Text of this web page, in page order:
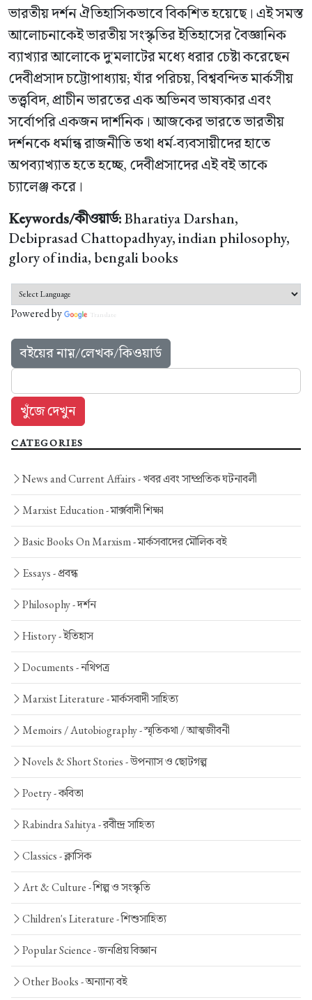
ভারতীয় দর্শন ঐতিহাসিকভাবে বিকশিত হয়েছে। এই সমস্ত
আলোচনাকেই ভারতীয় সংস্কৃতির ইতিহাসের বৈজ্ঞানিক
ব্যাখ্যার আলোকে দু'মলাটের মধ্যে ধরার চেষ্টা করেছেন
দেবীপ্রসাদ চট্টোপাধ্যায়; যাঁর পরিচয়, বিশ্ববন্দিত মার্কসীয়
তত্ত্ববিদ, প্রাচীন ভারতের এক অভিনব ভাষ্যকার এবং
সর্বোপরি একজন দার্শনিক। আজকের ভারতে ভারতীয়
দর্শনকে ধর্মান্ধ রাজনীতি তথা ধর্ম-ব্যবসায়ীদের হাতে
অপব্যাখ্যাত হতে হচ্ছে, দেবীপ্রসাদের এই বই তাকে
চ্যালেঞ্জ করে।
Keywords/কীওয়ার্ড:Bharatiya Darshan,
Debiprasad Chattopadhyay, indian philosophy,
glory of india, bengali books
Powered by Translate
বইয়ের নাম়/লেখক/কিওয়ার্ড
CATEGORIES
News and Current Affairs -খবর এবং সাম্প্রতিক ঘটনাবলী
Marxist Education -মার্ক্সবাদী শিক্ষা
Basic Books On Marxism -মার্কসবাদের মৌলিক বই
Essays -প্রবন্ধ
Philosophy -দর্শন
History -ইতিহাস
Documents -নথিপত্র
Marxist Literature -মার্কসবাদী সাহিত্য
Memoirs / Autobiography -স্মৃতিকথা / আত্মজীবনী
Novels & Short Stories -উপন্যাস ও ছোটগল্প
Poetry -কবিতা
Rabindra Sahitya -রবীন্দ্র সাহিত্য
Classics -ক্লাসিক
Art & Culture -শিল্প ও সংস্কৃতি
Children's Literature -শিশুসাহিত্য
Popular Science -জনপ্রিয় বিজ্ঞান
Other Books -অন্যান্য বই